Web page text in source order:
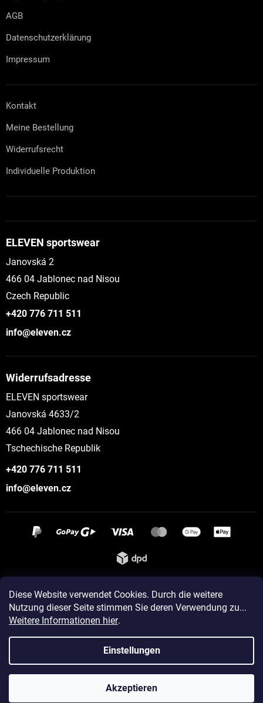
Diese Website verwendet Cookies. Durch die weitere
Nutzung dieser Seite stimmen Sie deren Verwendung zu...
Weitere Informationen hier.
Einstellungen
Akzeptieren
AGB
Datenschutzerklärung
Impressum
Kontakt
Meine Bestellung
Widerrufsrecht
Individuelle Produktion
ELEVEN sportswear
Janovská 2
466 04 Jablonec nad Nisou
Czech Republic
+420 776 711 511
info@eleven.cz
Widerrufsadresse
ELEVEN sportswear
Janovská 4633/2
466 04 Jablonec nad Nisou
Tschechische Republik
+420 776 711 511
info@eleven.cz
Instagram
Erstellt von Shoptet
Copyright 2026ELEVEN sportswear. Alle Rechte vorbehalten.
Cookie-Einstellungen ändern